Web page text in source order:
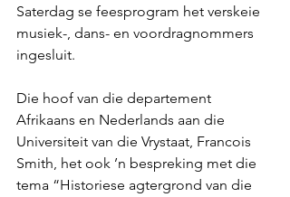
Saterdag se feesprogram het verskeie
musiek-, dans- en voordragnommers
ingesluit.
Die hoof van die departement
Afrikaans en Nederlands aan die
Universiteit van die Vrystaat, Francois
Smith, het ook ’n bespreking met die
tema “Historiese agtergrond van die